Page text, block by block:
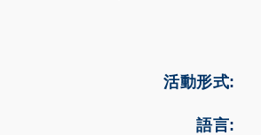
活動形式
語言